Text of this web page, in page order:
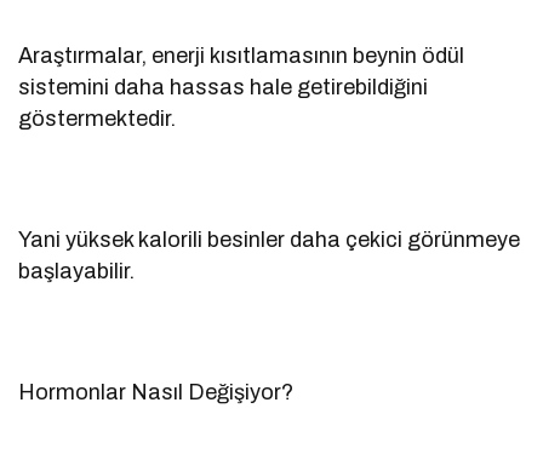
Araştırmalar, enerji kısıtlamasının beynin ödül
sistemini daha hassas hale getirebildiğini
göstermektedir.
Yani yüksek kalorili besinler daha çekici görünmeye
başlayabilir.
Hormonlar Nasıl Değişiyor?